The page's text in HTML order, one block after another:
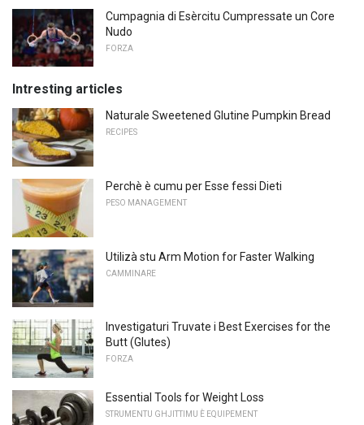
Cumpagnia di Esèrcitu Cumpressate un Core
Nudo
FORZA
Intresting articles
Naturale Sweetened Glutine Pumpkin Bread
RECIPES
Perchè è cumu per Esse fessi Dieti
PESO MANAGEMENT
Utilizà stu Arm Motion for Faster Walking
CAMMINARE
Investigaturi Truvate i Best Exercises for the
Butt (Glutes)
FORZA
Essential Tools for Weight Loss
STRUMENTU GHJITTIMU È EQUIPEMENT